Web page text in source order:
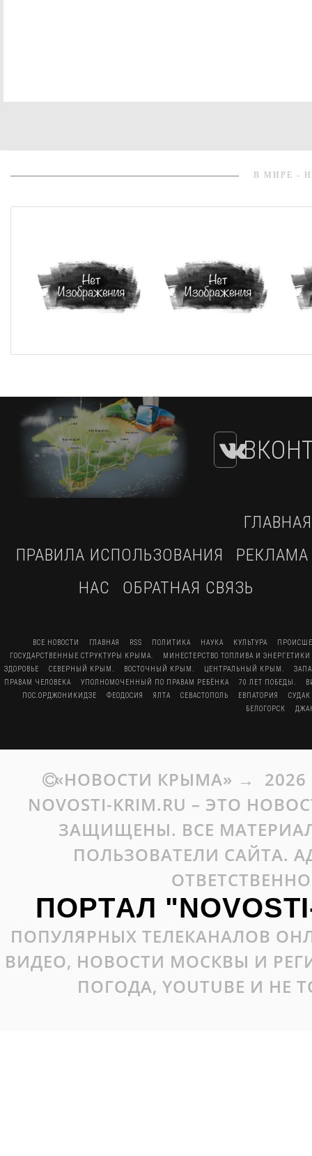
В МИРЕ -
ГЛАВНАЯ
ПРАВИЛА ИСПОЛЬЗОВАНИЯ
РЕКЛАМА
НАС
ОБРАТНАЯ СВЯЗЬ
ВСЕ НОВОСТИ ГЛАВНАЯ RSS ПОЛИТИКА НАУКА КУЛЬТУРА
ГОСУДАРСТВЕННЫЕ СТРУКТУРЫ КРЫМА.
МИНЕСТЕРСТВО ТОПЛИВА И
ЗДОРОВЬЕ
СЕВЕРНЫЙ КРЫМ. ВОСТОЧНЫЙ КРЫМ. ЦЕНТРАЛЬНЫЙ КРЫМ.
ПРАВАМ ЧЕЛОВЕКА
УПОЛНОМОЧЕННЫЙ ПО ПРАВАМ РЕБЁНКА 70 ЛЕТ ПОБЕДЫ.
ПОС.ОРДЖОНИКИДЗЕ
ФЕОДОСИЯ ЯЛТА СЕВАСТОПОЛЬ ЕВПАТОРИЯ
СУДАК
БЕЛОГОРСК
«НОВОСТИ КРЫМА» → 2026
NOVOSTI-KRIM.RU – ЭТО
ЗАЩИЩЕНЫ. ВСЕ
ПОЛЬЗОВАТЕЛИ САЙТА.
ПОРТАЛ
ПОПУЛЯРНЫХ ТЕЛЕКАНАЛОВ
ВИДЕО, НОВОСТИ МОСКВЫ И
ПОГОДА, YOUTUBE И